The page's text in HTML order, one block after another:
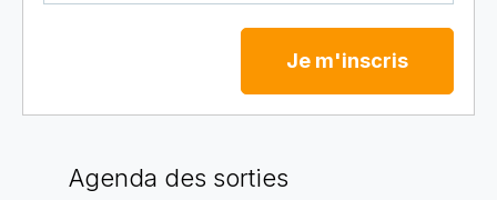
Je m'inscris
Agenda des sorties